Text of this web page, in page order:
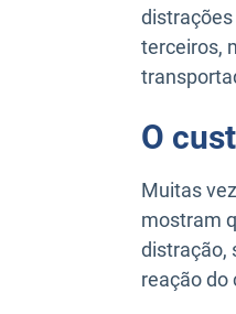
terceiros,
O
Muitas
mostram
distração,
reação do